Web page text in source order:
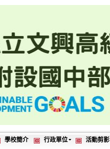
學校簡介 行政單位 活動剪影